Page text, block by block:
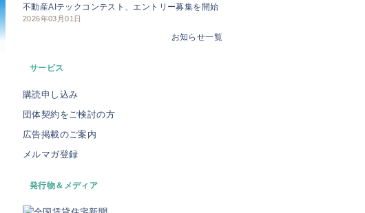
不動産AIテックコンテスト、エントリー募集を開始
2026年03月01日
お知らせ一覧
サービス
購読申し込み
団体契約をご検討の方
広告掲載のご案内
メルマガ登録
発行物＆メディア